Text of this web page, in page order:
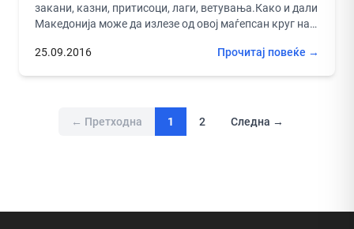
закани, казни, притисоци, лаги, ветувања.Како и дали
Македонија може да излезе од овој маѓепсан круг на
25.09.2016
Прочитај повеќе →
← Претходна 1 2 Следна →